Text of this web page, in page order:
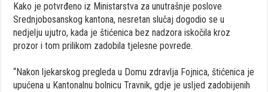
Kako je potvrđeno iz Ministarstva za unutrašnje poslove
Srednjobosanskog kantona, nesretan slučaj dogodio se u
nedjelju ujutro, kada je štićenica bez nadzora iskočila kroz
prozor i tom prilikom zadobila tjelesne povrede.
“Nakon ljekarskog pregleda u Domu zdravlja Fojnica, štićenica je
upućena u Kantonalnu bolnicu Travnik, gdje je usljed zadobijenih